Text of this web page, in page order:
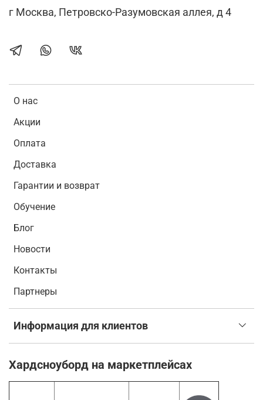
О нас
Акции
Оплата
Доставка
Гарантии и возврат
Обучение
Блог
Новости
Контакты
Партнеры
Информация для клиентов
г Москва, Петровско-Разумовская аллея, д 4
Хардсноуборд на маркетплейсах